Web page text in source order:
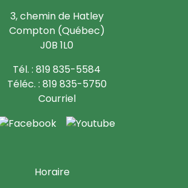
3, chemin de Hatley
Compton (Québec)
J0B 1L0
Tél. : 819 835-5584
Téléc. : 819 835-5750
Courriel
Horaire